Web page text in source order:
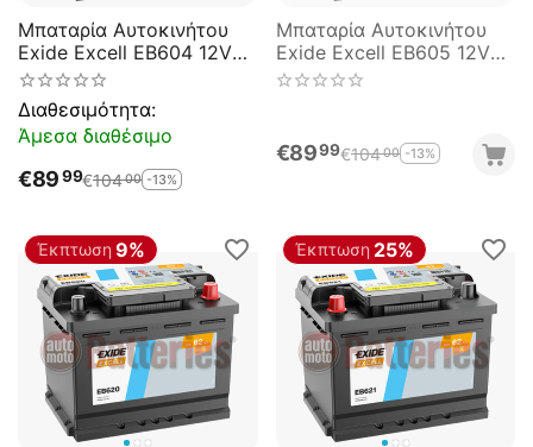
Μπαταρία Αυτοκινήτου
Exide Excell EB604 12V
60AH 480EN A-
Εκκίνησης
Διαθεσιμότητα:
Άμεσα διαθέσιμο
€8999€10400 -13%
Μπαταρία Αυτοκινήτου
Exide Excell EB605 12V
60AH 480EN A-
€8999€10400 -13%
Έκπτωση 9% Έκπτωση 25%